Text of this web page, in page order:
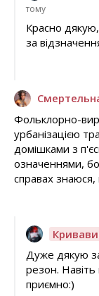
тому
Красно
за
Фольклорно-
урбанізацією
домішками з
означеннями,
справах знаюся,
Дуже дякую
резон. Навіть
приємно:)